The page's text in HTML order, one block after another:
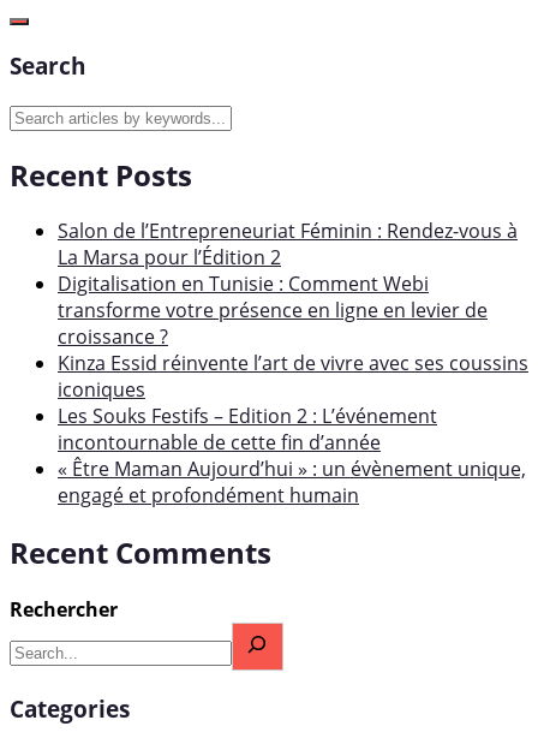
Search
Recent Posts
Salon de l’Entrepreneuriat Féminin : Rendez-vous à
La Marsa pour l’Édition 2
Digitalisation en Tunisie : Comment Webi
transforme votre présence en ligne en levier de
croissance ?
Kinza Essid réinvente l’art de vivre avec ses coussins
iconiques
Les Souks Festifs – Edition 2 : L’événement
incontournable de cette fin d’année
« Être Maman Aujourd’hui » : un évènement unique,
engagé et profondément humain
Recent Comments
Rechercher
Categories